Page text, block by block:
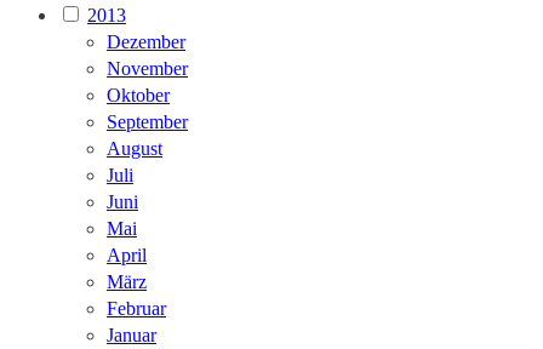
2013
Dezember
November
Oktober
September
August
Juli
Juni
Mai
April
März
Februar
Januar